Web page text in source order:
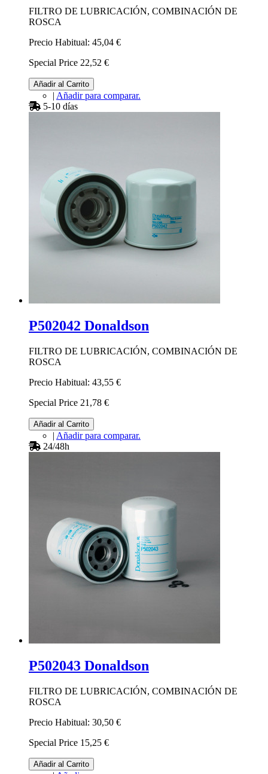
FILTRO DE LUBRICACIÓN, COMBINACIÓN DE
ROSCA
Precio Habitual: 45,04 €
Special Price 22,52 €
Añadir al Carrito
| Añadir para comparar.
5-10 días
P502042 Donaldson
FILTRO DE LUBRICACIÓN, COMBINACIÓN DE
ROSCA
Precio Habitual: 43,55 €
Special Price 21,78 €
Añadir al Carrito
| Añadir para comparar.
24/48h
P502043 Donaldson
FILTRO DE LUBRICACIÓN, COMBINACIÓN DE
ROSCA
Precio Habitual: 30,50 €
Special Price 15,25 €
Añadir al Carrito